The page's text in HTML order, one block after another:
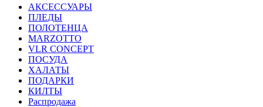
АКСЕССУАРЫ
ПЛЕДЫ
ПОЛОТЕНЦА
MARZOTTO
VLR CONCEPT
ПОСУДА
ХАЛАТЫ
ПОДАРКИ
КИЛТЫ
Распродажа